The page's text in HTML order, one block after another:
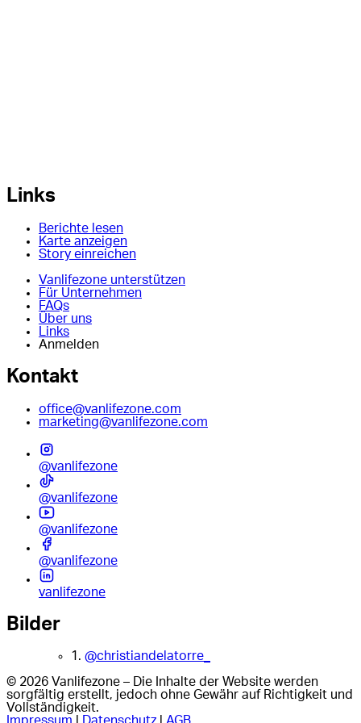
Links
Berichte lesen
Karte anzeigen
Story einreichen
Vanlifezone unterstützen
Für Unternehmen
FAQs
Über uns
Links
Anmelden
Kontakt
office@vanlifezone.com
marketing@vanlifezone.com
@vanlifezone
@vanlifezone
@vanlifezone
@vanlifezone
vanlifezone
Bilder
1. @christiandelatorre_
© 2026 Vanlifezone – Die Inhalte der Website werden
sorgfältig erstellt, jedoch ohne Gewähr auf Richtigkeit und
Vollständigkeit.